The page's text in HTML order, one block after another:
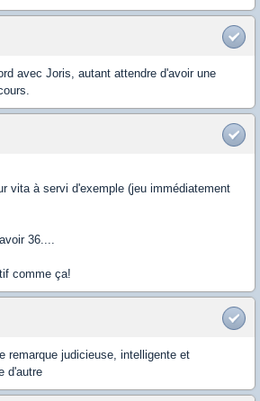
avec Joris, autant attendre d'avoir une
vita à servi d'exemple (jeu immédiatement
36....
comme ça!
remarque judicieuse, intelligente et
d'autre